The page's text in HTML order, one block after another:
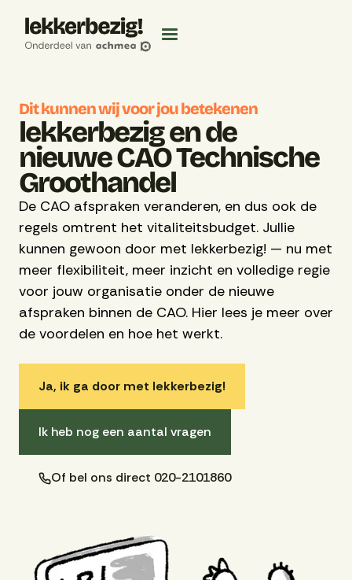
Dit kunnen wij voor jou betekenen
lekkerbezig en de
nieuwe CAO Technische
Groothandel
De CAO afspraken veranderen, en dus ook de
regels omtrent het vitaliteitsbudget. Jullie
kunnen gewoon door met lekkerbezig! — nu met
meer flexibiliteit, meer inzicht en volledige regie
voor jouw organisatie onder de nieuwe
afspraken binnen de CAO. Hier lees je meer over
de voordelen en hoe het werkt.
Ja, ik ga door met lekkerbezig!
Ik heb nog een aantal vragen
Of bel ons direct 020-2101860